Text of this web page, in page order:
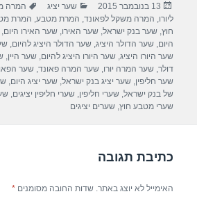
e
b
o
o
k
er
e
פורסם
בתאריך
13 בנובמבר 2015 קטגוריות
שער יציג תגיות
המרה
ליורו, המרה משקל לפאונד, המרת מטבע, המרת
חוץ,שער בנק ישראל,שער האירו,שער האירו היום
היום,שער הדולר היציג,שער הדולר היציג להיום,
שער היורו היציג,שער היורו היציג להיום,שער היין,
דולר,שער המרה יורו,שער המרה פאונד,שער
שער חליפין,שער יציג בנק ישראל,שער יציג היום,
של בנק ישראל,שערי חליפין,שערי חליפין יציגים,
שערי מטבע חוץ,שערים יציגים
כתיבת תגובה
האימייל לא יוצג באתר. שדות החובה מסומנים*